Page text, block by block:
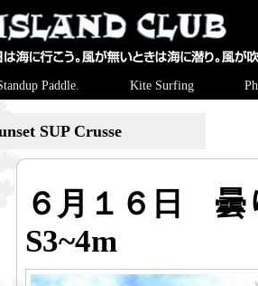
Paddle. Kite Surfing
SUP Crusse
６月１６日
S3~4m